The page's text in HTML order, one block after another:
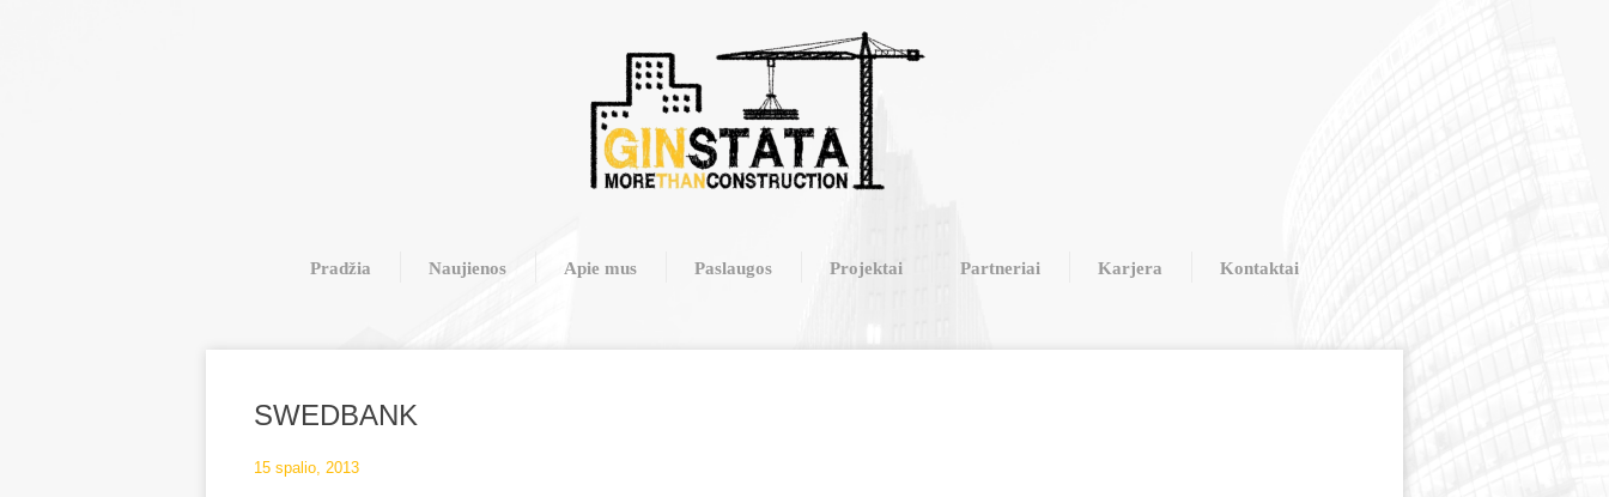
Pradžia Naujienos Apie mus Paslaugos Projektai Partneriai Karjera Kontaktai
SWEDBANK
15 spalio, 2013